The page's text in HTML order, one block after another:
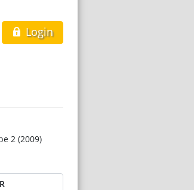
Login
2 (2009)